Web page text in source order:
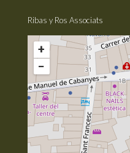
Ribas y Ros Associats
+
−